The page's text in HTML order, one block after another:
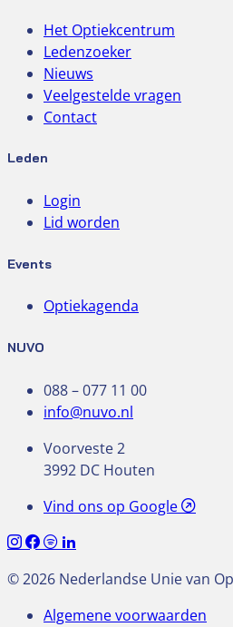
Het Optiekcentrum
Ledenzoeker
Nieuws
Veelgestelde vragen
Contact
Leden
Login
Lid worden
Events
Optiekagenda
NUVO
088 – 077 11 00
info@nuvo.nl
Voorveste 2
3992 DC Houten
Vind ons op Google
© 2026 Nederlandse Unie van
Algemene voorwaarden